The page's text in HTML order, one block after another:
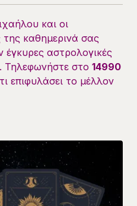
και οι
της καθημερινά σας
έγκυρες αστρολογικές
Τηλεφωνήστε στο 14990
επιφυλάσει το μέλλον